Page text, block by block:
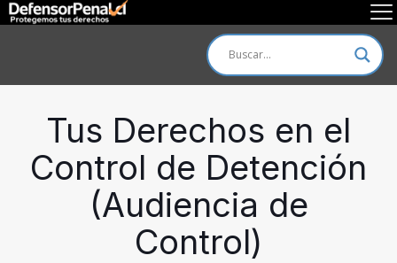
Tus Derechos en el
Control de Detención
(Audiencia de
Control)